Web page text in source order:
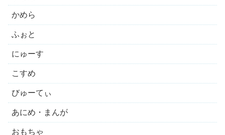
かめら
ふぉと
にゅーす
こすめ
びゅーてぃ
あにめ・まんが
おもちゃ